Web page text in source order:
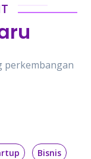
perkembangan
Bisnis